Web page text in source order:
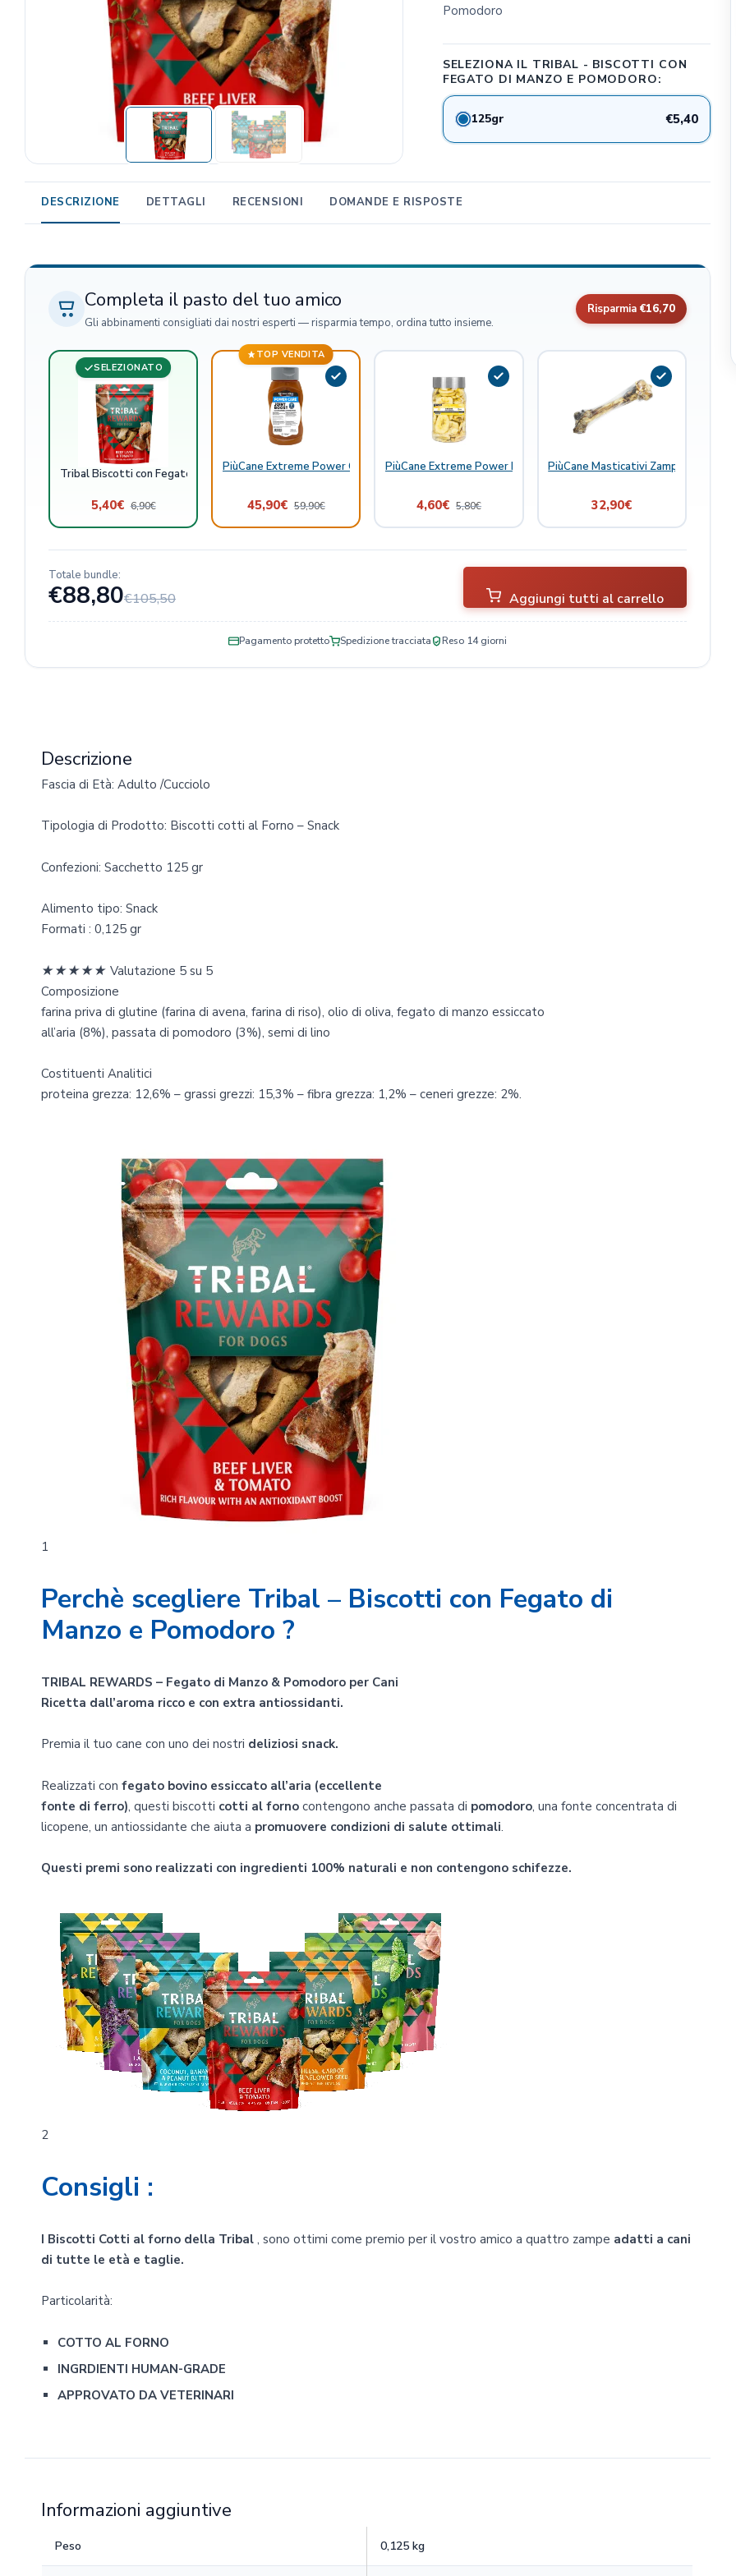
TRIBAL
Unica Gemma
TRIXIE
Beaphar
MIDLEE
TropiClean
Gemon
Dog&Dog
Julius K9
MSD Animal Health
Whimzees
Pomodoro
SELEZIONA IL TRIBAL - BISCOTTI CON
FEGATO DI MANZO E POMODORO:
125gr €5,40
DESCRIZIONE DETTAGLI RECENSIONI DOMANDE E RISPOSTE
Completa il pasto del tuo amico
Gli abbinamenti consigliati dai nostri esperti — risparmia tempo, ordina tutto insieme.
Risparmia €16,70
SELEZIONATO
Tribal Biscotti con Fegato di Manzo e Pomodoro
5,40€ 6,90€
TOP VENDITA
PiùCane Extreme Power Care Joint Boost 300 ml
45,90€ 59,90€
PiùCane Extreme Power Natural Delights Banana
4,60€ 5,80€
PiùCane Masticativi Zampa di Cervo
32,90€
Totale bundle:
€88,80€105,50 Aggiungi tutti al carrello
Pagamento protetto Spedizione tracciata Reso 14 giorni
Descrizione
Fascia di Età: Adulto /Cucciolo
Tipologia di Prodotto: Biscotti cotti al Forno – Snack
Confezioni: Sacchetto 125 gr
Alimento tipo: Snack
Formati : 0,125 gr
★★★★★ Valutazione 5 su 5
Composizione
farina priva di glutine (farina di avena, farina di riso), olio di oliva, fegato di manzo essiccato
all’aria (8%), passata di pomodoro (3%), semi di lino
Costituenti Analitici
proteina grezza: 12,6% – grassi grezzi: 15,3% – fibra grezza: 1,2% – ceneri grezze: 2%.
1
Perchè scegliere Tribal – Biscotti con Fegato di
Manzo e Pomodoro ?
TRIBAL REWARDS – Fegato di Manzo & Pomodoro per Cani
Ricetta dall’aroma ricco e con extra antiossidanti.
Premia il tuo cane con uno dei nostri deliziosi snack.
Realizzati con fegato bovino essiccato all’aria (eccellente
fonte di ferro), questi biscotti cotti al forno contengono anche passata di pomodoro, una fonte concentrata di
licopene, un antiossidante che aiuta a promuovere condizioni di salute ottimali.
Questi premi sono realizzati con ingredienti 100% naturali e non contengono schifezze.
2
Consigli :
I Biscotti Cotti al forno della Tribal , sono ottimi come premio per il vostro amico a quattro zampe adatti a cani
di tutte le età e taglie.
Particolarità:
COTTO AL FORNO
INGRDIENTI HUMAN-GRADE
APPROVATO DA VETERINARI
Informazioni aggiuntive
Peso 0,125 kg